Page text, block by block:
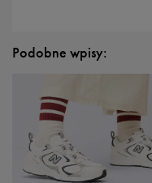
Podobne wpisy: